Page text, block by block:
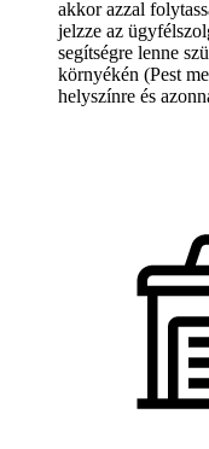
akkor azzal
jelzze az
segítségre lenne
környékén (Pest
helyszínre és